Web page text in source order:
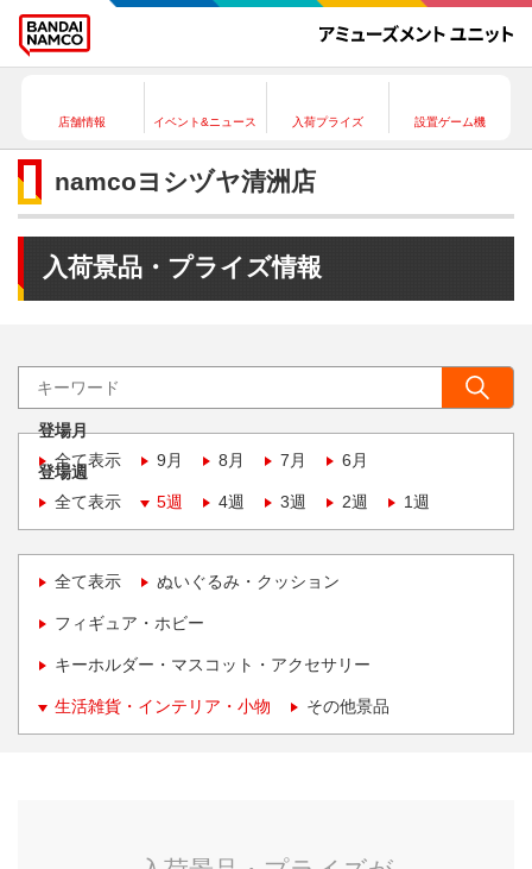
店舗情報 イベント&ニュース 入荷プライズ 設置ゲーム機
namcoヨシヅヤ清洲店
入荷景品・プライズ情報
登場月
全て表示
9月 8月 7月 6月
登場週
全て表示
5週 4週 3週 2週 1週
全て表示 ぬいぐるみ・クッション
フィギュア・ホビー
キーホルダー・マスコット・アクセサリー
生活雑貨・インテリア・小物 その他景品